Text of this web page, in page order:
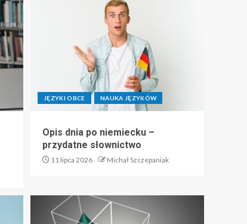
JĘZYKI OBCE NAUKA JĘZYKÓW
Opis dnia po niemiecku –
przydatne słownictwo
11 lipca 2026 Michał Szczepaniak